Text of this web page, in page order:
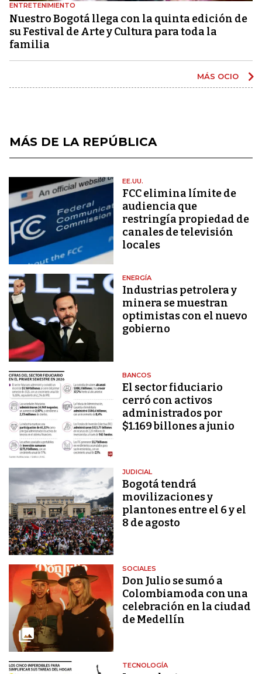
ENTRETENIMIENTO
Nuestro Bogotá llega con la quinta edición de
su Festival de Arte y Cultura para toda la
familia
MÁS OCIO
MÁS DE LA REPÚBLICA
EE.UU.
FCC elimina límite de
audiencia que
restringía propiedad de
canales de televisión
locales
ENERGÍA
Industrias petrolera y
minera se muestran
optimistas con el nuevo
gobierno
BANCOS
El sector fiduciario
cerró con activos
administrados por
$1.169 billones a junio
JUDICIAL
Bogotá tendrá
movilizaciones y
plantones entre el 6 y el
8 de agosto
SOCIALES
Don Julio se sumó a
Colombiamoda con una
celebración en la ciudad
de Medellín
TECNOLOGÍA